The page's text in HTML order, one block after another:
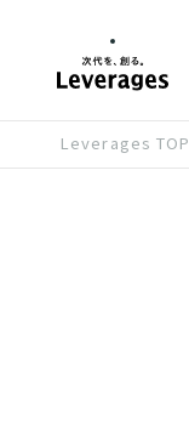
Leverages TOP